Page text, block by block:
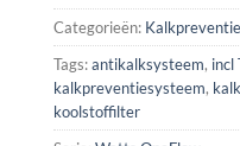
Categorieën:
Tags:antikalksysteem, incl
kalkpreventiesysteem,
koolstoffilter